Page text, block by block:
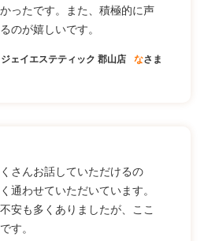
ったです。また、積極的に声
のが嬉しいです。
ジェイエステティック 郡山店 なさま
さんお話していただけるの
通わせていただいています。
安も多くありましたが、ここ
す。